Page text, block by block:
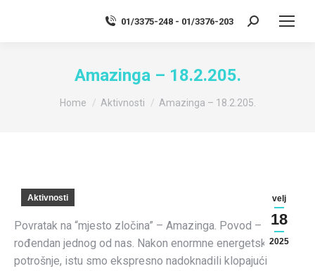
01/3375-248 - 01/3376-203 Search:
Amazinga – 18.2.205.
You are here:
Home Aktivnosti Amazinga – 18.2.205.
velj
18
2025
Aktivnosti
Povratak na “mjesto zločina” – Amazinga. Povod –
rođendan jednog od nas. Nakon enormne energetske
potrošnje, istu smo ekspresno nadoknadili klopajući